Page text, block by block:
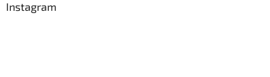
Instagram